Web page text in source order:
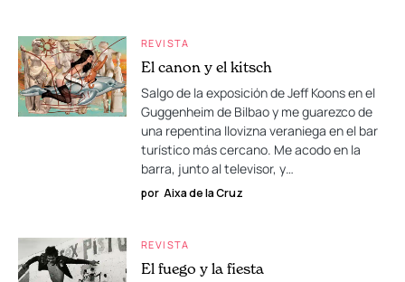
REVISTA
El canon y el kitsch
Salgo de la exposición de Jeff Koons en el
Guggenheim de Bilbao y me guarezco de
una repentina llovizna veraniega en el bar
turístico más cercano. Me acodo en la
barra, junto al televisor, y…
por Aixa de la Cruz
REVISTA
El fuego y la fiesta